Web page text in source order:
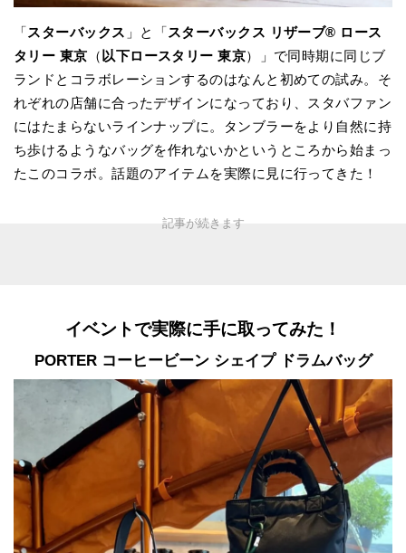
「スターバックス 」と「スターバックス リザーブ® ロース
タリー 東京 （ 以下ロースタリー 東京）」で同時期に同じブ
ランドとコラボレーションするのはなんと初めての試み。そ
れぞれの店舗に合ったデザインになっており、スタバファン
にはたまらないラインナップに。タンブラーをより自然に持
ち歩けるようなバッグを作れないかというところから始まっ
たこのコラボ。話題のアイテムを実際に見に行ってきた！
イベントで実際に手に取ってみた！
PORTER コーヒービーン シェイプ ドラムバッグ